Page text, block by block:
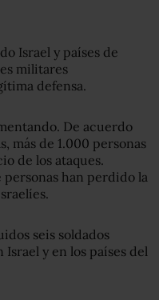
Israel y países de
militares
defensa.
De acuerdo
más de 1.000 personas
de los ataques.
han perdido la
seis soldados
y en los países del